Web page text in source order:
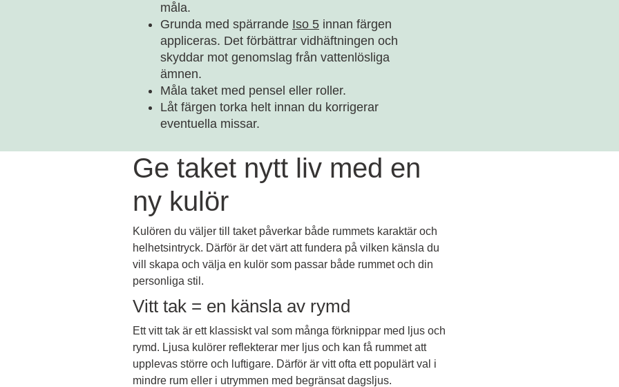
måla.
Grunda med spärrande Iso 5 innan färgen
appliceras. Det förbättrar vidhäftningen och
skyddar mot genomslag från vattenlösliga
ämnen.
Måla taket med pensel eller roller.
Låt färgen torka helt innan du korrigerar
eventuella missar.
Ge taket nytt liv med en
ny kulör
Kulören du väljer till taket påverkar både rummets karaktär och
helhetsintryck. Därför är det värt att fundera på vilken känsla du
vill skapa och välja en kulör som passar både rummet och din
personliga stil.
Vitt tak = en känsla av rymd
Ett vitt tak är ett klassiskt val som många förknippar med ljus och
rymd. Ljusa kulörer reflekterar mer ljus och kan få rummet att
upplevas större och luftigare. Därför är vitt ofta ett populärt val i
mindre rum eller i utrymmen med begränsat dagsljus.